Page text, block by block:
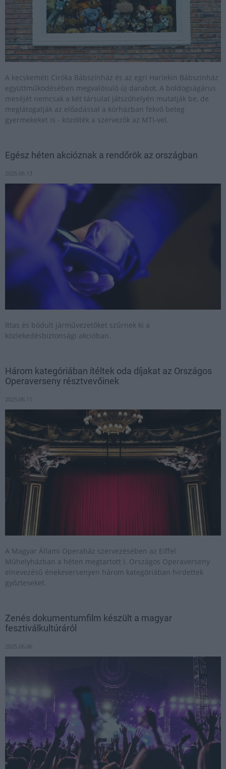
A kecskeméti Ciróka Bábszínház és az egri Harlekin Bábszínház
együttműködésében megvalósuló új darabot, A boldogságárus
meséjét nemcsak a két társulat játszóhelyén mutatják be, de
meglátogatják az előadással a kórházban fekvő beteg
gyermekeket is - közölték a szervezők az MTI-vel.
Egész héten akcióznak a rendőrök az országban
2025.06.13
Ittas és bódult járművezetőket szűrnek ki a
közlekedésbiztonsági akcióban.
Három kategóriában ítéltek oda díjakat az Országos
Operaverseny résztvevőinek
2025.06.11
A Magyar Állami Operaház szervezésében az Eiffel
Műhelyházban a héten megtartott I. Országos Operaverseny
elnevezésű énekeversenyen három kategóriában hirdettek
győzteseket.
Zenés dokumentumfilm készült a magyar
fesztiválkultúráról
2025.06.06